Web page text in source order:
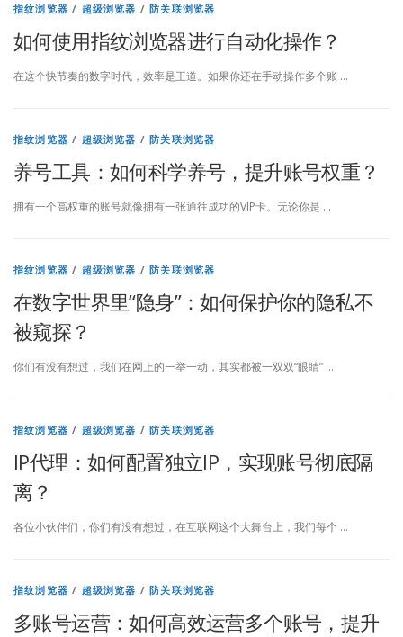
指纹浏览器 / 超级浏览器 /防关联浏览器
如何使用指纹浏览器进行自动化操作？
在这个快节奏的数字时代，效率是王道。如果你还在手动操作多个账 …
指纹浏览器 / 超级浏览器 /防关联浏览器
养号工具：如何科学养号，提升账号权重？
拥有一个高权重的账号就像拥有一张通往成功的VIP卡。无论你是 …
指纹浏览器 / 超级浏览器 /防关联浏览器
在数字世界里“隐身”：如何保护你的隐私不
被窥探？
你们有没有想过，我们在网上的一举一动，其实都被一双双“眼睛” …
指纹浏览器 / 超级浏览器 /防关联浏览器
IP代理：如何配置独立IP，实现账号彻底隔
离？
各位小伙伴们，你们有没有想过，在互联网这个大舞台上，我们每个 …
指纹浏览器 / 超级浏览器 /防关联浏览器
多账号运营：如何高效运营多个账号，提升